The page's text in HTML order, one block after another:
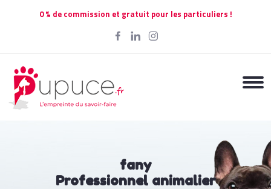
0 % de commission et gratuit pour les particuliers !
fany
Professionnel animalier